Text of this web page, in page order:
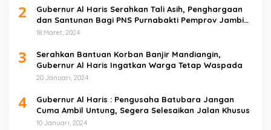
2
Gubernur Al Haris Serahkan Tali Asih, Penghargaan
dan Santunan Bagi PNS Purnabakti Pemprov Jambi
Yang Berada di Sarolangun
18 Maret, 2024
3
Serahkan Bantuan Korban Banjir Mandiangin,
Gubernur Al Haris Ingatkan Warga Tetap Waspada
20 Januari, 2024
4
Gubernur Al Haris : Pengusaha Batubara Jangan
Cuma Ambil Untung, Segera Selesaikan Jalan Khusus
10 Januari, 2024